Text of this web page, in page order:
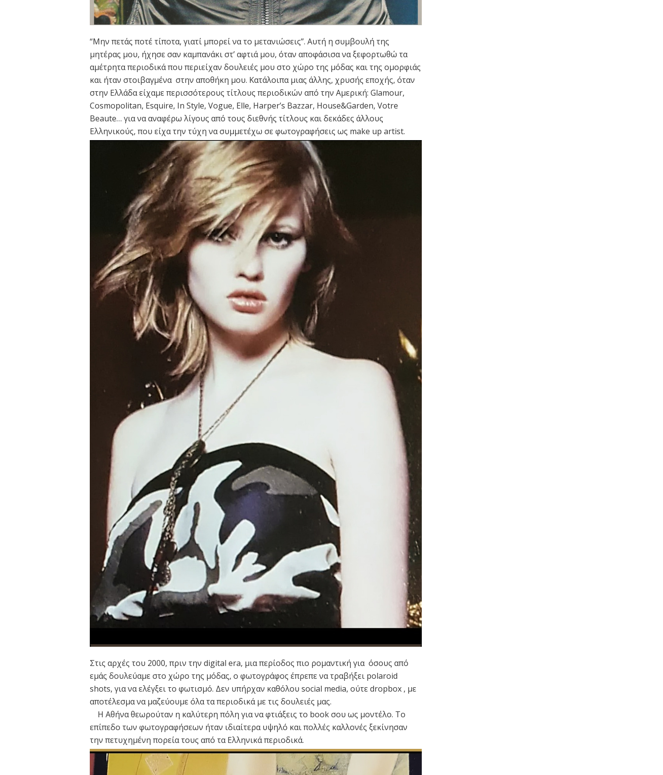
“Μην πετάς ποτέ τίποτα, γιατί μπορεί να το μετανιώσεις”. Αυτή η συμβουλή της
μητέρας μου, ήχησε σαν καμπανάκι στ’ αφτιά μου, όταν αποφάσισα να ξεφορτωθώ τα
αμέτρητα περιοδικά που περιείχαν δουλειές μου στο χώρο της μόδας και της ομορφιάς
και ήταν στοιβαγμένα στην αποθήκη μου. Κατάλοιπα μιας άλλης, χρυσής εποχής, όταν
στην Ελλάδα είχαμε περισσότερους τίτλους περιοδικών από την Αμερική: Glamour,
Cosmopolitan, Esquire, In Style, Vogue, Elle, Harper’s Bazzar, House&Garden, Votre
Beaute… για να αναφέρω λίγους από τους διεθνής τίτλους και δεκάδες άλλους
Ελληνικούς, που είχα την τύχη να συμμετέχω σε φωτογραφήσεις ως make up artist.
Στις αρχές του 2000, πριν την digital era, μια περίοδος πιο ρομαντική για όσους από
εμάς δουλεύαμε στο χώρο της μόδας, ο φωτογράφος έπρεπε να τραβήξει polaroid
shots, για να ελέγξει το φωτισμό. Δεν υπήρχαν καθόλου social media, ούτε dropbox , με
αποτέλεσμα να μαζεύουμε όλα τα περιοδικά με τις δουλειές μας.
Η Αθήνα θεωρούταν η καλύτερη πόλη για να φτιάξεις το book σου ως μοντέλο. Το
επίπεδο των φωτογραφήσεων ήταν ιδιαίτερα υψηλό και πολλές καλλονές ξεκίνησαν
την πετυχημένη πορεία τους από τα Ελληνικά περιοδικά.